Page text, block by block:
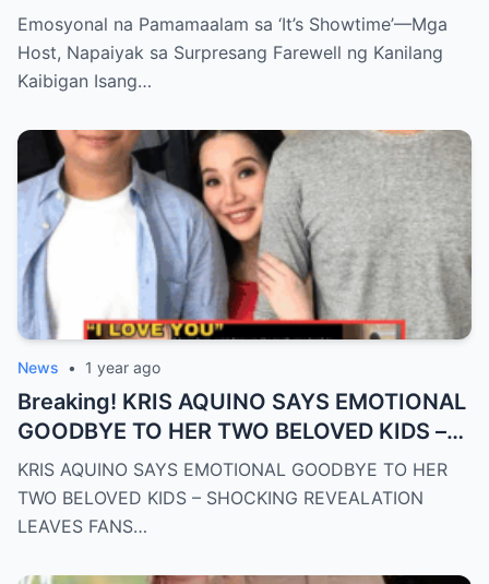
Surpresang Farewell ng Kanilang Kaibigan
Emosyonal na Pamamaalam sa ‘It’s Showtime’—Mga
Host, Napaiyak sa Surpresang Farewell ng Kanilang
Kaibigan Isang…
News • 1 year ago
Breaking! KRIS AQUINO SAYS EMOTIONAL
GOODBYE TO HER TWO BELOVED KIDS –
SH0CKING REVEALATION LEAVES FANS
HEARTBROKEN!
KRIS AQUINO SAYS EMOTIONAL GOODBYE TO HER
TWO BELOVED KIDS – SHOCKING REVEALATION
LEAVES FANS…